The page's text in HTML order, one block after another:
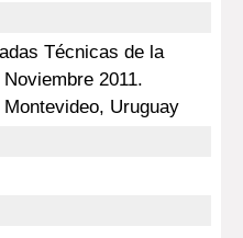
Técnicas de la
2011.
Uruguay